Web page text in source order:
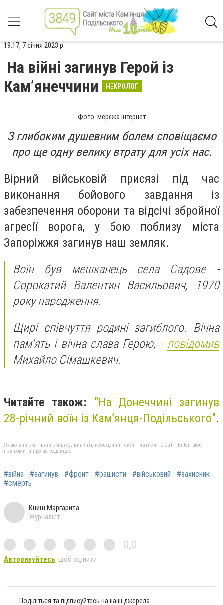
19:17, 7 січня 2023 р.
На війні загинув Герой із
Кам’янеччини
НЕКРОЛОГ
Фото: мережа Інтернет
З глибоким душевним болем сповіщаємо
про ще одну велику втрату для усіх нас.
Вірний військовій присязі під час
виконання бойового завдання із
забезпечення оборони та відсічі збройної
агресії ворога, у бою поблизу міста
Запоріжжя загинув наш земляк.
Воїн був мешканець села Садове -
Сорокатий Валентин Васильович, 1970
року народження.
Щирі співчуття родині загиблого. Вічна
пам'ять і вічна слава Герою, - повідомив
Михайло Сімашкевич.
Читайте також: "На Донеччині загинув
28-річний воїн із Кам’янця-Подільського".
Якщо ви помітили помилку, виділіть необхідний текст і натисніть Ctrl + Enter, щоб
повідомити про це редакцію
#війна #загинув #фронт #рашисти #військовий
#захисник
#смерть
Книш Маргарита
Журналіст
0,0
Авторизуйтесь, щоб оцінити
Поділіться та підписуйтесь на наші джерела